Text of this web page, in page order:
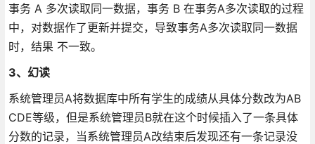
事务 A 多次读取同一数据，事务 B 在事务A多次读取的过程
中，对数据作了更新并提交，导致事务A多次读取同一数据
时，结果 不一致。
3、幻读
系统管理员A将数据库中所有学生的成绩从具体分数改为AB
CDE等级，但是系统管理员B就在这个时候插入了一条具体
分数的记录，当系统管理员A改结束后发现还有一条记录没